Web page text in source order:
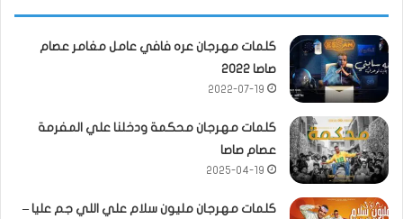
كلمات مهرجان عره فافي عامل مغامر عصام
صاصا 2022
2022-07-19
كلمات مهرجان محكمة ودخلنا علي المفرمة
عصام صاصا
2025-04-19
كلمات مهرجان مليون سلام علي اللي جم عليا –